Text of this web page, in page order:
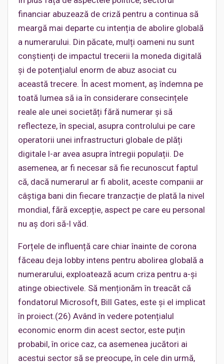
financiar abuzează de criză pentru a continua să
meargă mai departe cu intenția de abolire globală
a numerarului. Din păcate, mulți oameni nu sunt
conștienți de impactul trecerii la moneda digitală
și de potențialul enorm de abuz asociat cu
această trecere. În acest moment, aș îndemna pe
toată lumea să ia în considerare consecințele
reale ale unei societăți fără numerar și să
reflecteze, în special, asupra controlului pe care
operatorii unei infrastructuri globale de plăți
digitale l-ar avea asupra întregii populații. De
asemenea, ar fi necesar să fie recunoscut faptul
că, dacă numerarul ar fi abolit, aceste companii ar
câștiga bani din fiecare tranzacție de plată la nivel
mondial, fără excepție, aspect pe care eu personal
nu aș dori să-l văd.
Forțele de influență care chiar înainte de corona
făceau deja lobby intens pentru abolirea globală a
numerarului, exploatează acum criza pentru a-și
atinge obiectivele. Să menționăm în treacăt că
fondatorul Microsoft, Bill Gates, este și el implicat
în proiect.(26) Având în vedere potențialul
economic enorm din acest sector, este puțin
probabil, în orice caz, ca asemenea jucători ai
acestui sector să se preocupe, în cele din urmă,